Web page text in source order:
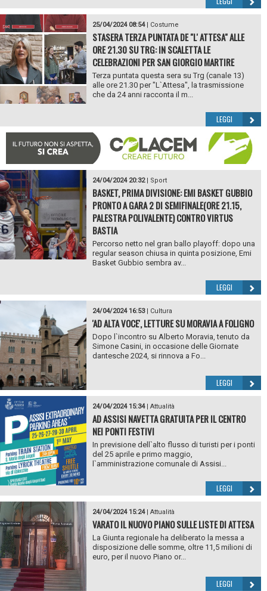
25/04/2024 08:54| Costume
STASERA TERZA PUNTATA DE "L' ATTESA" ALLE
ORE 21.30 SU TRG: IN SCALETTA LE
CELEBRAZIONI PER SAN GIORGIO MARTIRE
Terza puntata questa sera su Trg (canale 13)
alle ore 21.30 per "L`Attesa", la trasmissione
che da 24 anni racconta il m...
LEGGI
24/04/2024 20:32| Sport
BASKET, PRIMA DIVISIONE: EMI BASKET GUBBIO
PRONTO A GARA 2 DI SEMIFINALE(ORE 21.15,
PALESTRA POLIVALENTE) CONTRO VIRTUS
BASTIA
Percorso netto nel gran ballo playoff: dopo una
regular season chiusa in quinta posizione, Emi
Basket Gubbio sembra av...
LEGGI
24/04/2024 16:53| Cultura
'AD ALTA VOCE', LETTURE SU MORAVIA A FOLIGNO
Dopo l`incontro su Alberto Moravia, tenuto da
Simone Casini, in occasione delle Giornate
dantesche 2024, si rinnova a Fo...
LEGGI
24/04/2024 15:34| Attualità
AD ASSISI NAVETTA GRATUITA PER IL CENTRO
NEI PONTI FESTIVI
In previsione dell`alto flusso di turisti per i ponti
del 25 aprile e primo maggio,
l`amministrazione comunale di Assisi...
LEGGI
24/04/2024 15:24| Attualità
VARATO IL NUOVO PIANO SULLE LISTE DI ATTESA
La Giunta regionale ha deliberato la messa a
disposizione delle somme, oltre 11,5 milioni di
euro, per il nuovo Piano or...
LEGGI